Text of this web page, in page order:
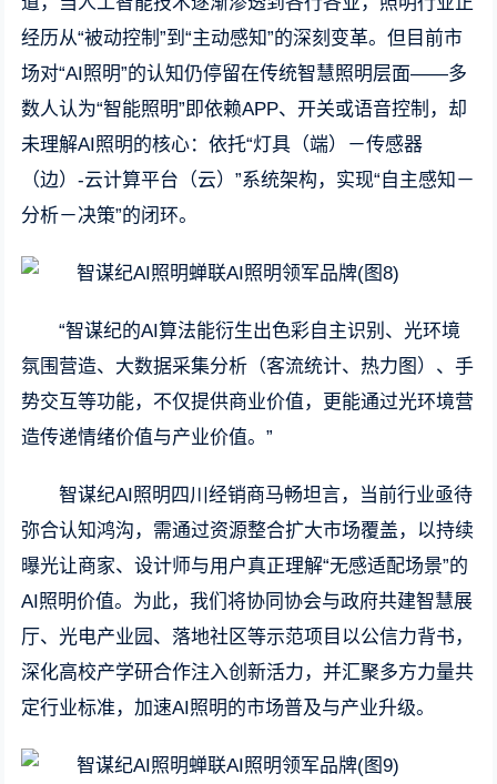
经历从“被动控制”到“主动感知”的深刻变革。但目前市
场对“AI照明”的认知仍停留在传统智慧照明层面——多
数人认为“智能照明”即依赖APP、开关或语音控制，却
未理解AI照明的核心：依托“灯具（端）－传感器
（边）-云计算平台（云）”系统架构，实现“自主感知－
分析－决策”的闭环。
“智谋纪的AI算法能衍生出色彩自主识别、光环境
氛围营造、大数据采集分析（客流统计、热力图）、手
势交互等功能，不仅提供商业价值，更能通过光环境营
造传递情绪价值与产业价值。”
智谋纪AI照明四川经销商马畅坦言，当前行业亟待
弥合认知鸿沟，需通过资源整合扩大市场覆盖，以持续
曝光让商家、设计师与用户真正理解“无感适配场景”的
AI照明价值。为此，我们将协同协会与政府共建智慧展
厅、光电产业园、落地社区等示范项目以公信力背书，
深化高校产学研合作注入创新活力，并汇聚多方力量共
定行业标准，加速AI照明的市场普及与产业升级。